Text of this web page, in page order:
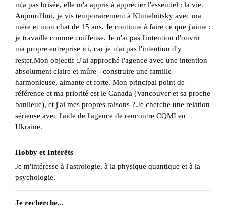
m'a pas brisée, elle m'a appris à apprécier l'essentiel : la vie.
Aujourd'hui, je vis temporairement à Khmelnitsky avec ma
mère et mon chat de 15 ans. Je continue à faire ce que j'aime :
je travaille comme coiffeuse. Je n'ai pas l'intention d'ouvrir
ma propre entreprise ici, car je n'ai pas l'intention d'y
rester.Mon objectif :J'ai approché l'agence avec une intention
absolument claire et mûre - construire une famille
harmonieuse, aimante et forte. Mon principal point de
référence et ma priorité est le Canada (Vancouver et sa proche
banlieue), et j'ai mes propres raisons ?.Je cherche une relation
sérieuse avec l'aide de l'agence de rencontre CQMI en
Ukraine.
Hobby et Intérêts
Je m'intéresse à l'astrologie, à la physique quantique et à la
psychologie.
Je recherche...